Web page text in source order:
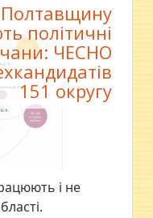
Полтавщину
політичні
ЧЕСНО
151 округу
і не